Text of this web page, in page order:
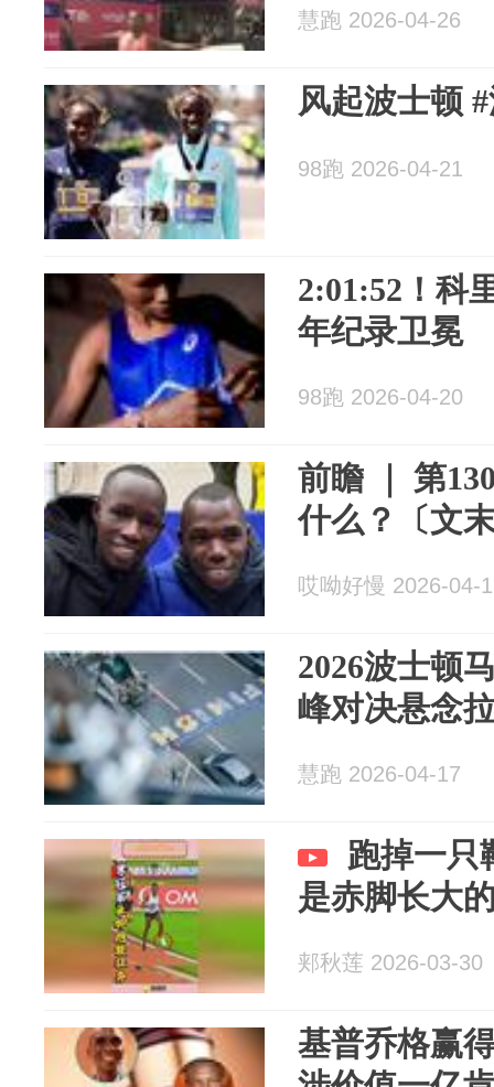
慧跑 2026-04-26
风起波士顿
98跑 2026-04-21
2:01:52！科
年纪录卫冕
98跑 2026-04-20
前瞻 ｜ 第
什么？〔文
哎呦好慢 2026-04-
2026波士顿
峰对决悬念
慧跑 2026-04-17
跑掉一只
是赤脚长大
郏秋莲 2026-03-30
基普乔格赢